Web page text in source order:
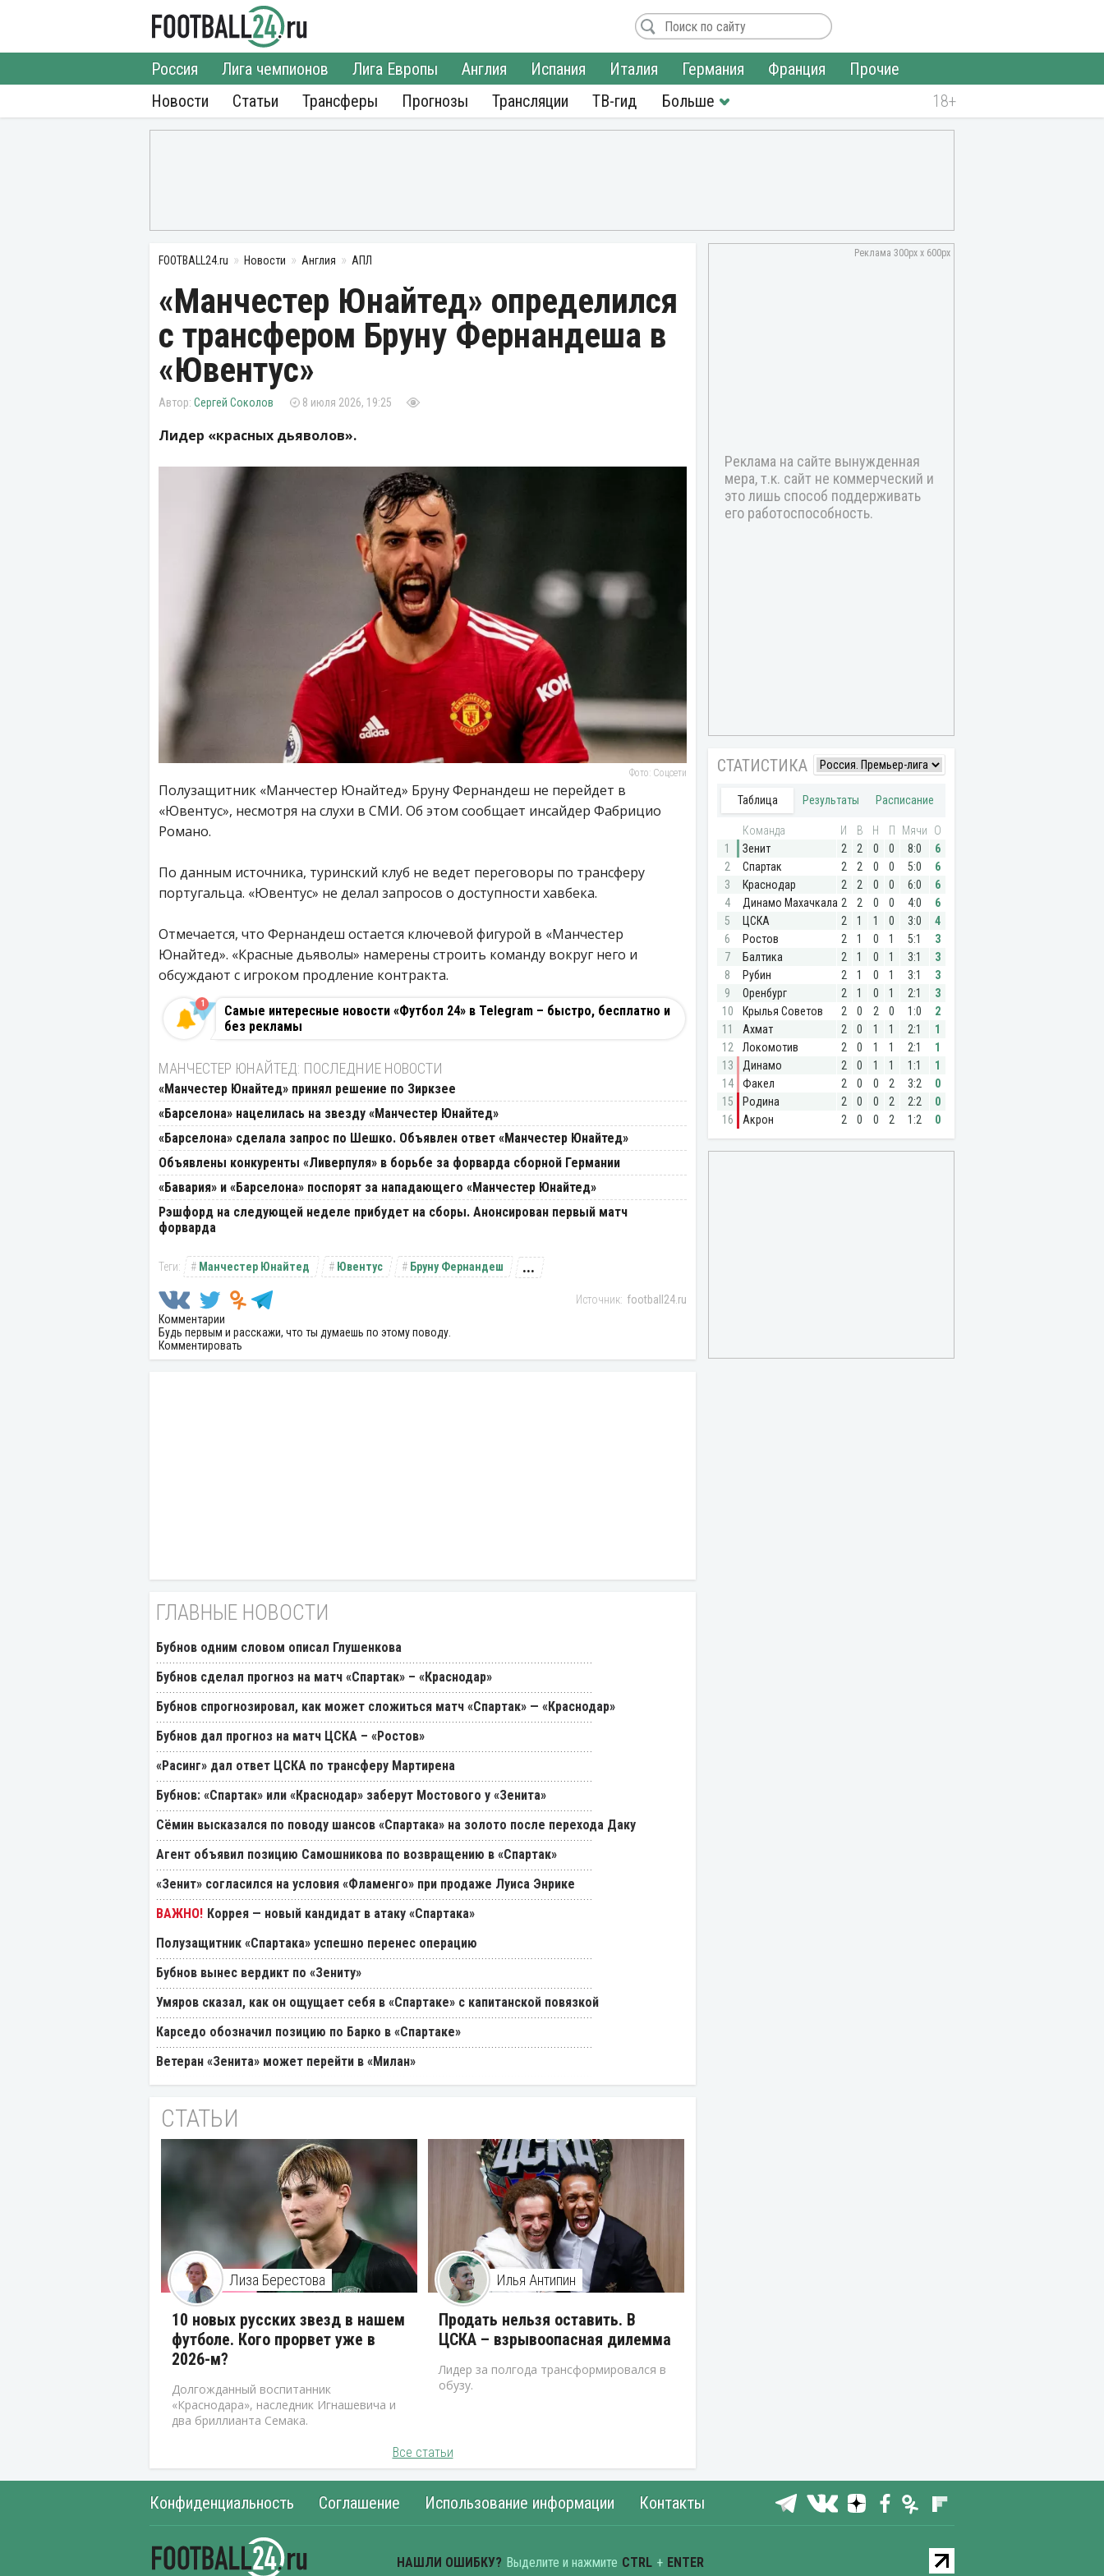
Новости
Россия Лига чемпионов Лига Европы Англия Испания Италия Германия Франция
Прочие
Статьи
Трансферы Прогнозы Трансляции ТВ-гид
FOOTBALL24.ru Новости Англия АПЛ
«Манчестер Юнайтед» определился
с трансфером Бруну Фернандеша в
«Ювентус»
Сергей Соколов 8 июля 2026, 19:25
Лидер «красных дьяволов».
Фото: Соцсети
Полузащитник «Манчестер Юнайтед» Бруну Фернандеш не перейдет в
«Ювентус», несмотря на слухи в СМИ. Об этом сообщает инсайдер Фабрицио
Романо.
По данным источника, туринский клуб не ведет переговоры по трансферу
португальца. «Ювентус» не делал запросов о доступности хавбека.
Отмечается, что Фернандеш остается ключевой фигурой в «Манчестер
Юнайтед». «Красные дьяволы» намерены строить команду вокруг него и
обсуждают с игроком продление контракта.
Самые интересные новости «Футбол 24» в Telegram – быстро, бесплатно и
без рекламы
1
МАНЧЕСТЕР ЮНАЙТЕД: ПОСЛЕДНИЕ НОВОСТИ
«Манчестер Юнайтед» принял решение по Зиркзее
«Барселона» нацелилась на звезду «Манчестер Юнайтед»
«Барселона» сделала запрос по Шешко. Объявлен ответ «Манчестер Юнайтед»
Объявлены конкуренты «Ливерпуля» в борьбе за форварда сборной Германии
«Бавария» и «Барселона» поспорят за нападающего «Манчестер Юнайтед»
Рэшфорд на следующей неделе прибудет на сборы. Анонсирован первый матч
форварда
Манчестер Юнайтед Ювентус Бруну Фернандеш ...
football24.ru
Комментарии
Будь первым и расскажи, что ты думаешь по этому поводу.
Комментировать
ГЛАВНЫЕ НОВОСТИ
Бубнов одним словом описал Глушенкова
Бубнов сделал прогноз на матч «Спартак» – «Краснодар»
Бубнов спрогнозировал, как может сложиться матч «Спартак» — «Краснодар»
Бубнов дал прогноз на матч ЦСКА – «Ростов»
«Расинг» дал ответ ЦСКА по трансферу Мартирена
Бубнов: «Спартак» или «Краснодар» заберут Мостового у «Зенита»
Cёмин высказался по поводу шансов «Спартака» на золото после перехода Даку
Агент объявил позицию Самошникова по возвращению в «Спартак»
«Зенит» согласился на условия «Фламенго» при продаже Луиса Энрике
Коррея — новый кандидат в атаку «Спартака»
Полузащитник «Спартака» успешно перенес операцию
Бубнов вынес вердикт по «Зениту»
Умяров сказал, как он ощущает себя в «Спартаке» с капитанской повязкой
Карседо обозначил позицию по Барко в «Спартаке»
Ветеран «Зенита» может перейти в «Милан»
СТАТЬИ
Лиза Берестова
10 новых русских звезд в нашем
футболе. Кого прорвет уже в
2026-м?
Долгожданный воспитанник
«Краснодара», наследник Игнашевича и
два бриллианта Семака.
Илья Антипин
Продать нельзя оставить. В
ЦСКА – взрывоопасная дилемма
Лидер за полгода трансформировался в
обузу.
Все статьи
Конфиденциальность Соглашение Использование информации Контакты